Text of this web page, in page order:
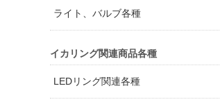
ライト、バルブ各種
イカリング関連商品各種
LEDリング関連各種